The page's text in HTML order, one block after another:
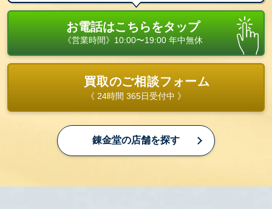
お電話はこちらをタップ
《営業時間》10:00〜19:00 年中無休
買取のご相談フォーム
《 24時間 365日受付中 》
錬金堂の店舗を探す